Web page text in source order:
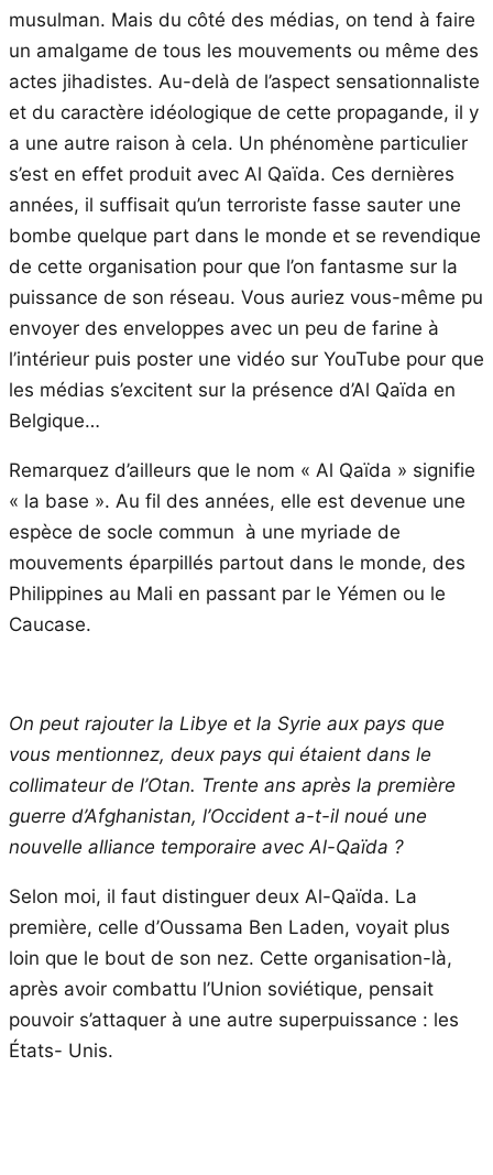
musulman. Mais du côté des médias, on tend à faire
un amalgame de tous les mouvements ou même des
actes jihadistes. Au-delà de l’aspect sensationnaliste
et du caractère idéologique de cette propagande, il y
a une autre raison à cela. Un phénomène particulier
s’est en effet produit avec Al Qaïda. Ces dernières
années, il suffisait qu’un terroriste fasse sauter une
bombe quelque part dans le monde et se revendique
de cette organisation pour que l’on fantasme sur la
puissance de son réseau. Vous auriez vous-même pu
envoyer des enveloppes avec un peu de farine à
l’intérieur puis poster une vidéo sur YouTube pour que
les médias s’excitent sur la présence d’Al Qaïda en
Belgique…
Remarquez d’ailleurs que le nom « Al Qaïda » signifie
« la base ». Au fil des années, elle est devenue une
espèce de socle commun à une myriade de
mouvements éparpillés partout dans le monde, des
Philippines au Mali en passant par le Yémen ou le
Caucase.
On peut rajouter la Libye et la Syrie aux pays que
vous mentionnez, deux pays qui étaient dans le
collimateur de l’Otan. Trente ans après la première
guerre d’Afghanistan, l’Occident a-t-il noué une
nouvelle alliance temporaire avec Al-Qaïda ?
Selon moi, il faut distinguer deux Al-Qaïda. La
première, celle d’Oussama Ben Laden, voyait plus
loin que le bout de son nez. Cette organisation-là,
après avoir combattu l’Union soviétique, pensait
pouvoir s’attaquer à une autre superpuissance : les
États- Unis.